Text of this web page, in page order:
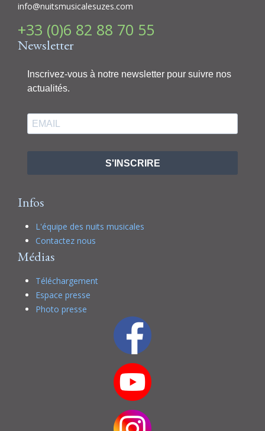
info@nuitsmusicalesuzes.com
+33 (0)6 82 88 70 55
Newsletter
Inscrivez-vous à notre newsletter pour suivre nos
actualités.
S'INSCRIRE
Infos
L'équipe des nuits musicales
Contactez nous
Médias
Téléchargement
Espace presse
Photo presse